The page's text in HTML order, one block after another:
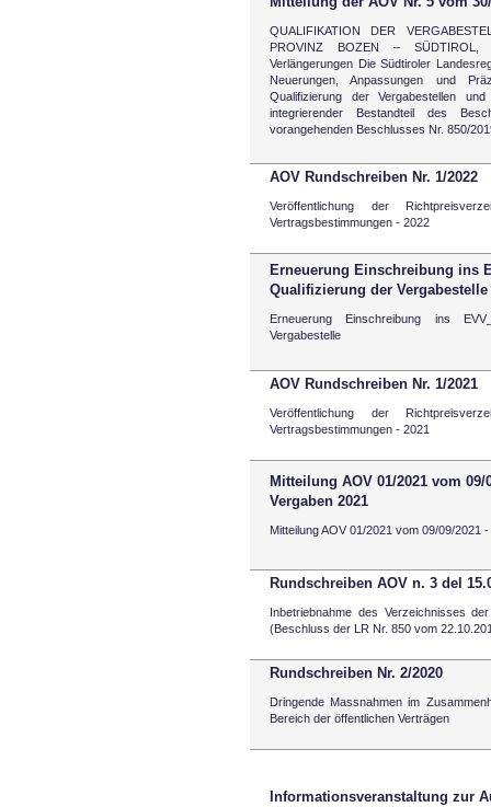
QUALIFIKATION DER
PROVINZ BOZEN – SÜDTIROL,
Verlängerungen Die Südtiroler
Neuerungen, Anpassungen und
Qualifizierung der Vergabestellen
integrierender Bestandteil des
vorangehenden Beschlusses Nr. 850/
AOV Rundschreiben Nr. 1/2022
Veröffentlichung der
Vertragsbestimmungen - 2022
Erneuerung Einschreibung ins
Qualifizierung der Vergabestelle
Erneuerung Einschreibung ins
Vergabestelle
AOV Rundschreiben Nr. 1/2021
Veröffentlichung der
Vertragsbestimmungen - 2021
Mitteilung AOV 01/2021 vom
Vergaben 2021
Mitteilung AOV 01/2021 vom 09/09/2021
Rundschreiben AOV n. 3 del
Inbetriebnahme des Verzeichnisses
(Beschluss der LR Nr. 850 vom
Rundschreiben Nr. 2/2020
Dringende Massnahmen im
Bereich der öffentlichen Verträgen
Informationsveranstaltung zur